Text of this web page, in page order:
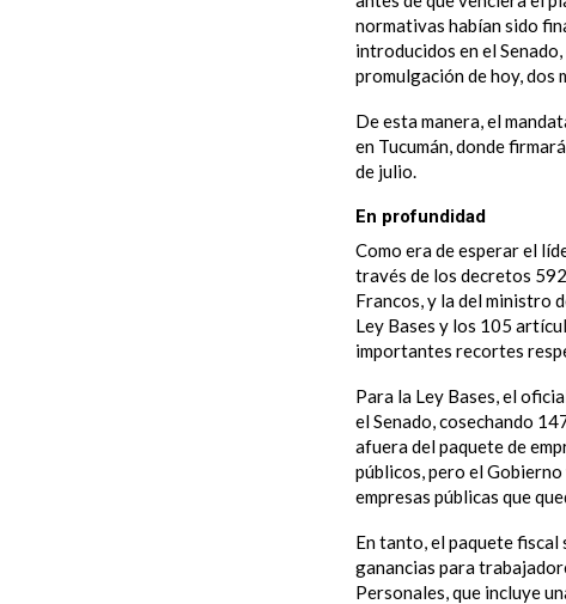
normativas habían sido
introducidos en el
promulgación de hoy, dos
De esta manera, el
en Tucumán, donde
de julio.
En profundidad
Como era de esperar el
través de los decretos
Francos, y la del ministro
Ley Bases y los 105
importantes recortes
Para la Ley Bases, el
el Senado, cosechando
afuera del paquete de
públicos, pero el
empresas públicas que
En tanto, el paquete
ganancias para
Personales, que incluye